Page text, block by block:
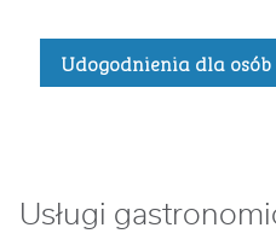
Udogodnienia dla
Usługi